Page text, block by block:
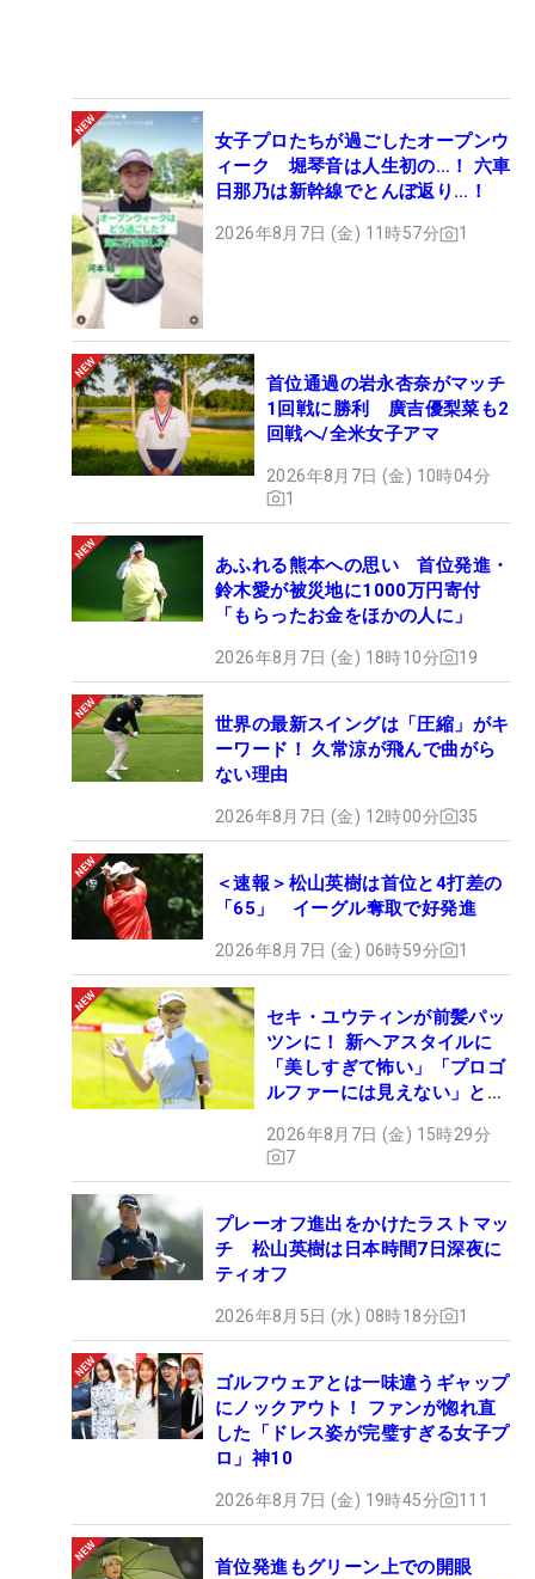
女子プロたちが過ごしたオープンウ
ィーク 堀琴音は人生初の…！ 六車
日那乃は新幹線でとんぼ返り…！
2026年8月7日 (金) 11時57分 1
首位通過の岩永杏奈がマッチ
1回戦に勝利 廣吉優梨菜も2
回戦へ/全米女子アマ
2026年8月7日 (金) 10時04分
1
あふれる熊本への思い 首位発進・
鈴木愛が被災地に1000万円寄付
「もらったお金をほかの人に」
2026年8月7日 (金) 18時10分 19
世界の最新スイングは「圧縮」がキ
ーワード！ 久常涼が飛んで曲がら
ない理由
2026年8月7日 (金) 12時00分 35
＜速報＞松山英樹は首位と4打差の
「65」 イーグル奪取で好発進
2026年8月7日 (金) 06時59分 1
セキ・ユウティンが前髪パッ
ツンに！ 新ヘアスタイルに
「美しすぎて怖い」「プロゴ
ルファーには見えない」とコ
2026年8月7日 (金) 15時29分
7
プレーオフ進出をかけたラストマッ
チ 松山英樹は日本時間7日深夜に
ティオフ
2026年8月5日 (水) 08時18分 1
ゴルフウェアとは一味違うギャップ
にノックアウト！ ファンが惚れ直
した「ドレス姿が完璧すぎる女子プ
ロ」神10
2026年8月7日 (金) 19時45分 111
首位発進もグリーン上での開眼